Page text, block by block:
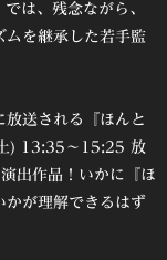
では、残念ながら、
ムを継承した若手監
送される『ほんと
) 13:35～15:25 放
出作品！いかに『ほ
かが理解できるはず